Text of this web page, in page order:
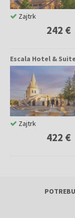
242 €
Zajtrk
Escala Hotel &
422 €
Zajtrk